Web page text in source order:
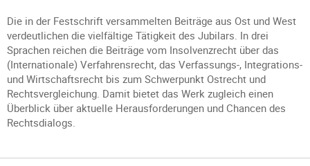
Die in der Festschrift versammelten Beiträge aus Ost und West
verdeutlichen die vielfältige Tätigkeit des Jubilars. In drei
Sprachen reichen die Beiträge vom Insolvenzrecht über das
(Internationale) Verfahrensrecht, das Verfassungs-, Integrations-
und Wirtschaftsrecht bis zum Schwerpunkt Ostrecht und
Rechtsvergleichung. Damit bietet das Werk zugleich einen
Überblick über aktuelle Herausforderungen und Chancen des
Rechtsdialogs.